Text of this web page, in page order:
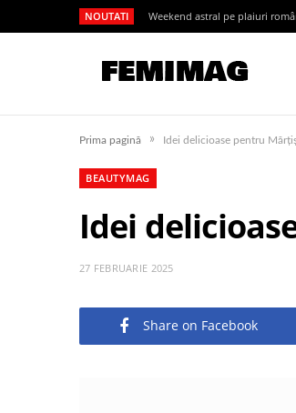
NOUTATI Weekend astral pe plaiuri
Prima pagină » Idei delicioase pentru
BEAUTYMAG
Idei
27 FEBRUARIE 2025
Share on Facebook